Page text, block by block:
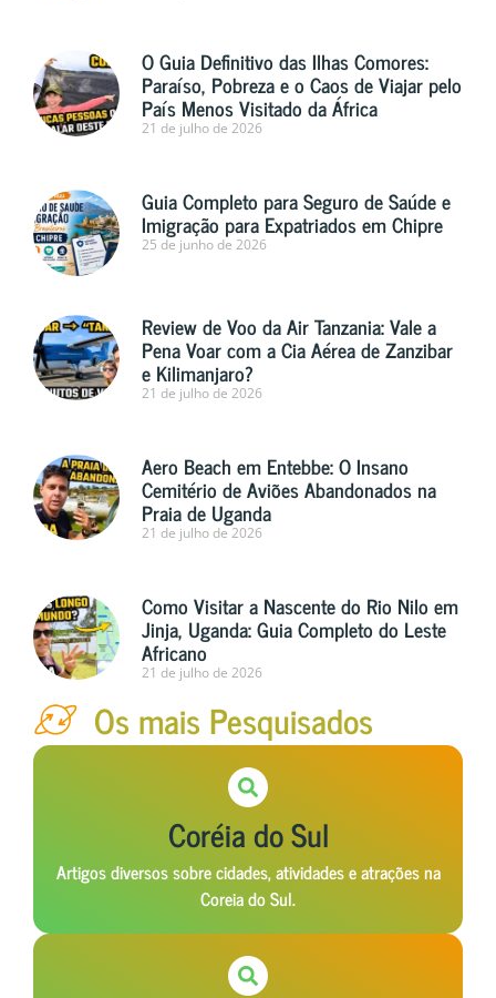
O Guia Definitivo das Ilhas Comores:
Paraíso, Pobreza e o Caos de Viajar pelo
País Menos Visitado da África
21 de julho de 2026
Guia Completo para Seguro de Saúde e
Imigração para Expatriados em Chipre
25 de junho de 2026
Review de Voo da Air Tanzania: Vale a
Pena Voar com a Cia Aérea de Zanzibar
e Kilimanjaro?
21 de julho de 2026
Aero Beach em Entebbe: O Insano
Cemitério de Aviões Abandonados na
Praia de Uganda
21 de julho de 2026
Como Visitar a Nascente do Rio Nilo em
Jinja, Uganda: Guia Completo do Leste
Africano
21 de julho de 2026
Os mais Pesquisados
Coréia do Sul
Artigos diversos sobre cidades, atividades e atrações na
Coreia do Sul.